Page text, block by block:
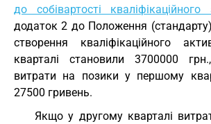
до собівартості кваліфікаційного
додаток 2 до Положення
створення кваліфікаційного
кварталі становили 3700000 грн.,
витрати на позики у першому
27500 гривень.
Якщо у другому кварталі